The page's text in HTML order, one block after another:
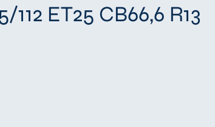
ET25 CB66,6 R13